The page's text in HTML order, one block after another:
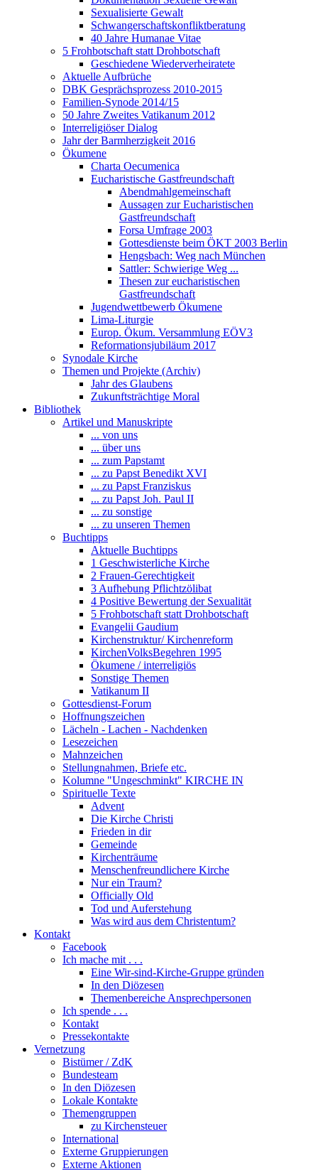
Sexualisierte Gewalt
Schwangerschaftskonfliktberatung
40 Jahre Humanae Vitae
5 Frohbotschaft statt Drohbotschaft
Geschiedene Wiederverheiratete
Aktuelle Aufbrüche
DBK Gesprächsprozess 2010-2015
Familien-Synode 2014/15
50 Jahre Zweites Vatikanum 2012
Interreligiöser Dialog
Jahr der Barmherzigkeit 2016
Ökumene
Charta Oecumenica
Eucharistische Gastfreundschaft
Abendmahlgemeinschaft
Aussagen zur Eucharistischen
Gastfreundschaft
Forsa Umfrage 2003
Gottesdienste beim ÖKT 2003 Berlin
Hengsbach: Weg nach München
Sattler: Schwierige Weg ...
Thesen zur eucharistischen
Gastfreundschaft
Jugendwettbewerb Ökumene
Lima-Liturgie
Europ. Ökum. Versammlung EÖV3
Reformationsjubiläum 2017
Synodale Kirche
Themen und Projekte (Archiv)
Jahr des Glaubens
Zukunftsträchtige Moral
Bibliothek
Artikel und Manuskripte
... von uns
... über uns
... zum Papstamt
... zu Papst Benedikt XVI
... zu Papst Franziskus
... zu Papst Joh. Paul II
... zu sonstige
... zu unseren Themen
Buchtipps
Aktuelle Buchtipps
1 Geschwisterliche Kirche
2 Frauen-Gerechtigkeit
3 Aufhebung Pflichtzölibat
4 Positive Bewertung der Sexualität
5 Frohbotschaft statt Drohbotschaft
Evangelii Gaudium
Kirchenstruktur/ Kirchenreform
KirchenVolksBegehren 1995
Ökumene / interreligiös
Sonstige Themen
Vatikanum II
Gottesdienst-Forum
Hoffnungszeichen
Lächeln - Lachen - Nachdenken
Lesezeichen
Mahnzeichen
Stellungnahmen, Briefe etc.
Kolumne "Ungeschminkt" KIRCHE IN
Spirituelle Texte
Advent
Die Kirche Christi
Frieden in dir
Gemeinde
Kirchenträume
Menschenfreundlichere Kirche
Nur ein Traum?
Officially Old
Tod und Auferstehung
Was wird aus dem Christentum?
Kontakt
Facebook
Ich mache mit . . .
Eine Wir-sind-Kirche-Gruppe gründen
In den Diözesen
Themenbereiche Ansprechpersonen
Ich spende . . .
Kontakt
Pressekontakte
Vernetzung
Bistümer / ZdK
Bundesteam
In den Diözesen
Lokale Kontakte
Themengruppen
zu Kirchensteuer
International
Externe Gruppierungen
Externe Aktionen